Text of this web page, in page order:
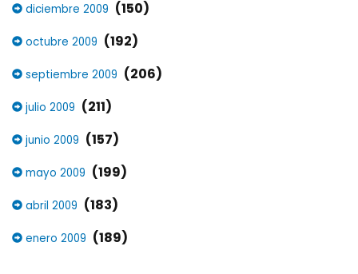
diciembre 2009 (150)
octubre 2009 (192)
septiembre 2009 (206)
julio 2009 (211)
junio 2009 (157)
mayo 2009 (199)
abril 2009 (183)
enero 2009 (189)